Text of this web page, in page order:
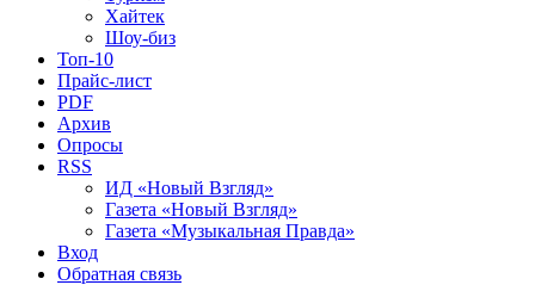
Хайтек
Шоу-биз
Топ-10
Прайс-лист
PDF
Архив
Опросы
RSS
ИД «Новый Взгляд»
Газета «Новый Взгляд»
Газета «Музыкальная Правда»
Вход
Обратная связь